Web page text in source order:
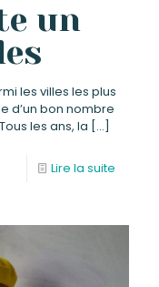
un
les villes les plus
d’un bon nombre
les ans, la […]
Lire la suite